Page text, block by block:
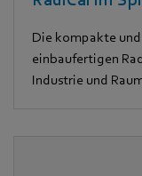
Die kompakte
einbaufertigen
Industrie und